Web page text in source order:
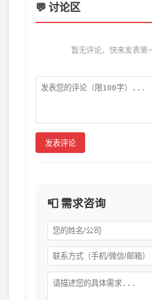
💬 讨论区
暂无评论，快来发表第
发表评论
📮 需求咨询